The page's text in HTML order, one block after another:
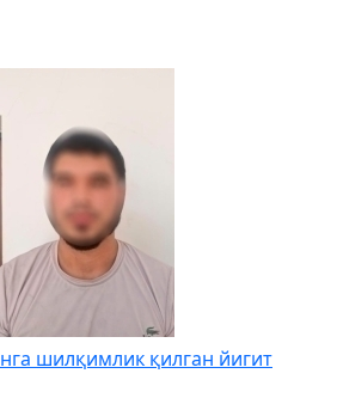
шилқимлик қилган йигит